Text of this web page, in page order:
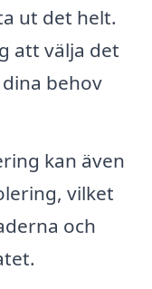
ut det helt.
att välja det
behov
kan även
vilket
och